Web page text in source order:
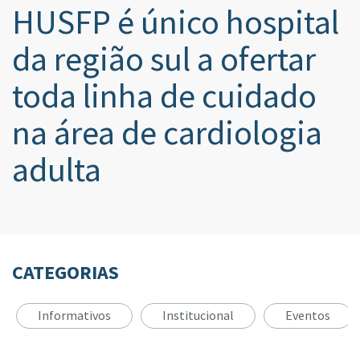
HUSFP é único hospital
da região sul a ofertar
toda linha de cuidado
na área de cardiologia
adulta
CATEGORIAS
Informativos Institucional Eventos